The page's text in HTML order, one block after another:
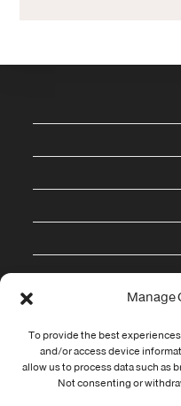
To provide the best
and/or access device
allow us to process data such as
Not consenting or